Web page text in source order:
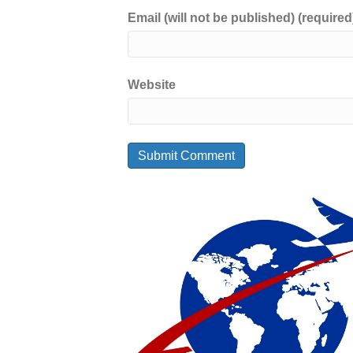
Email (will not be published)
Website